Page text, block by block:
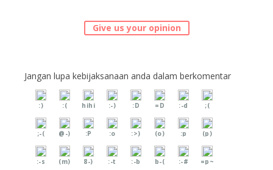
Give us your opinion
Jangan lupa kebijaksanaan anda dalam berkomentar
:) :( hihi :-) :D =D :-d ;(
;-( @-) :P :o :>) (o) :p (p)
:-s (m) 8-) :-t :-b b-( :-# =p~